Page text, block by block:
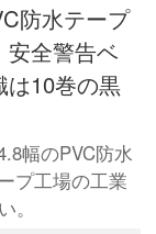
防水テープ
安全警告ベ
は10巻の黒
幅のPVC防水
プ工場の工業
。